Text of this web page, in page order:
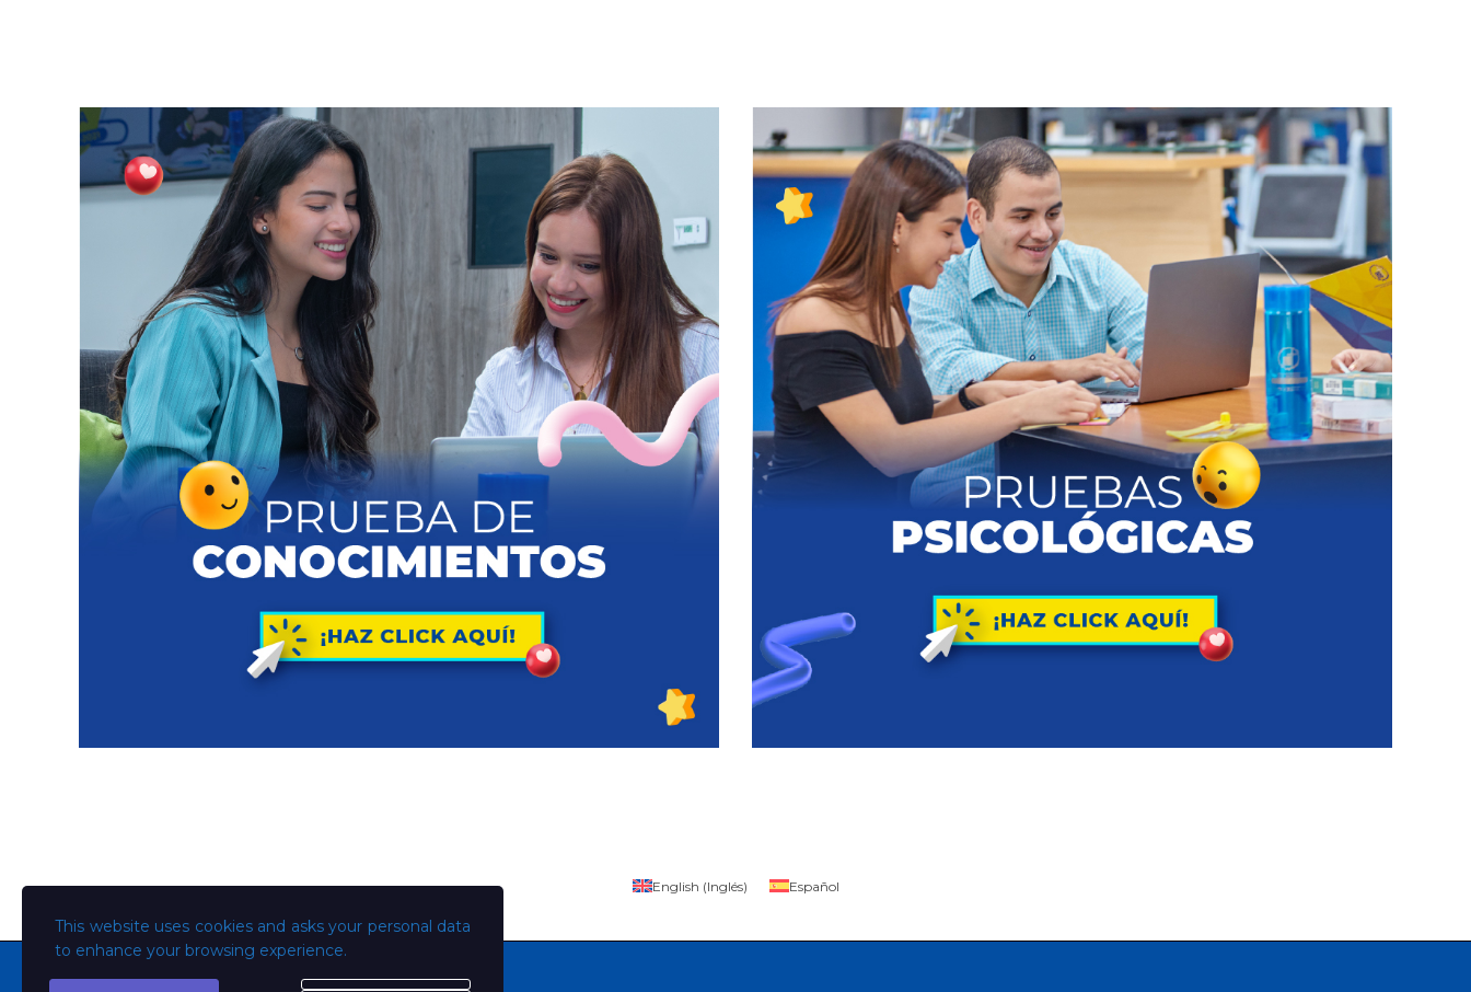
This website uses cookies and asks your personal data
to enhance your browsing experience.
English (Inglés) Español